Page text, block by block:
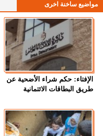
مواضيع ساخنة اخرى
الإفتاء: حكم شراء الأضحية عن
طريق البطاقات الائتمانية